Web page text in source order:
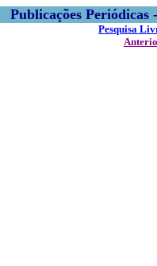
Publicações
Pesquisa